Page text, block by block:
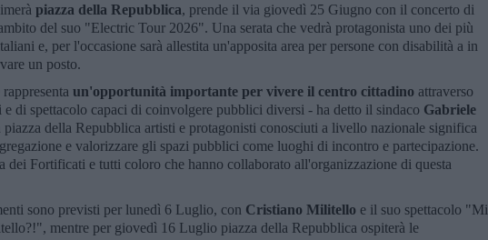
piazza della Repubblica, prende il via giovedì 25 Giugno con il concerto di
del suo "Electric Tour 2026". Una serata che vedrà protagonista uno dei più
e, per l'occasione sarà allestita un'apposita area per persone con disabilità a in
un posto.
un'opportunità importante per vivere il centro cittadino attraverso
di spettacolo capaci di coinvolgere pubblici diversi - ha detto il sindaco Gabriele
piazza della Repubblica artisti e protagonisti conosciuti a livello nazionale significa
e valorizzare gli spazi pubblici come luoghi di incontro e partecipazione.
dei Fortificati e tutti coloro che hanno collaborato all'organizzazione di questa
sono previsti per lunedì 6 Luglio, con Cristiano Militello e il suo spettacolo "Mi
mentre per giovedì 16 Luglio piazza della Repubblica ospiterà le